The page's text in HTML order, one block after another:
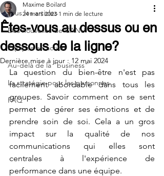
Tous les articles
Des nouvelles de CANU
Équipes en action
Au-delà de la "business"
La stratégie pour les personnes
FAQ
Êtes-vous au dessus ou en
dessous de la ligne?
Maxime Boilard
24 mars 2023 1 min de lecture
Dernière mise à jour : 12 mai 2024
La question du bien-être n'est pas
facilement abordable dans tous les
groupes. Savoir comment on se sent
permet de gérer ses émotions et de
prendre soin de soi. Cela a un gros
impact sur la qualité de nos
communications qui elles sont
centrales à l'expérience de
performance dans une équipe.